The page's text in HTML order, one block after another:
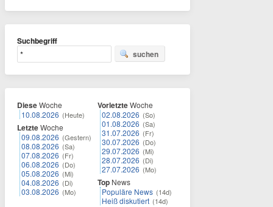
Suchbegriff
suchen
DieseWoche
10.08.2026 (Heute)
LetzteWoche
09.08.2026 (Gestern)
08.08.2026 (Sa)
07.08.2026 (Fr)
06.08.2026 (Do)
05.08.2026 (Mi)
04.08.2026 (Di)
03.08.2026 (Mo)
VorletzteWoche
02.08.2026 (So)
01.08.2026 (Sa)
31.07.2026 (Fr)
30.07.2026 (Do)
29.07.2026 (Mi)
28.07.2026 (Di)
27.07.2026 (Mo)
Top News
Populäre News (14d)
Heiß diskutiert (14d)